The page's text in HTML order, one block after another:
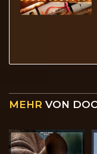
MEHR VON